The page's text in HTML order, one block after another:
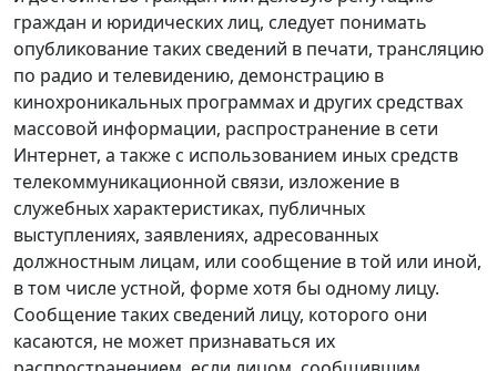
граждан и юридических лиц, следует понимать
опубликование таких сведений в печати, трансляцию
по радио и телевидению, демонстрацию в
кинохроникальных программах и других средствах
массовой информации, распространение в сети
Интернет, а также с использованием иных средств
телекоммуникационной связи, изложение в
служебных характеристиках, публичных
выступлениях, заявлениях, адресованных
должностным лицам, или сообщение в той или иной,
в том числе устной, форме хотя бы одному лицу.
Сообщение таких сведений лицу, которого они
касаются, не может признаваться их